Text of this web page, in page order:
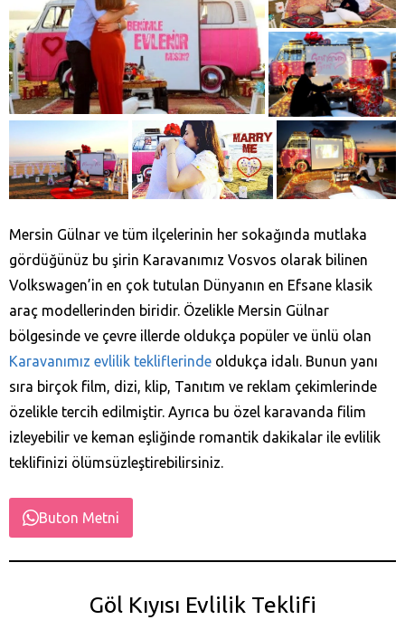
Mersin Gülnar ve tüm ilçelerinin her sokağında mutlaka
gördüğünüz bu şirin Karavanımız Vosvos olarak bilinen
Volkswagen’in en çok tutulan Dünyanın en Efsane klasik
araç modellerinden biridir. Özelikle Mersin Gülnar
bölgesinde ve çevre illerde oldukça popüler ve ünlü olan
Karavanımız evlilik tekliflerinde oldukça idalı. Bunun yanı
sıra birçok film, dizi, klip, Tanıtım ve reklam çekimlerinde
özelikle tercih edilmiştir. Ayrıca bu özel karavanda filim
izleyebilir ve keman eşliğinde romantik dakikalar ile evlilik
teklifinizi ölümsüzleştirebilirsiniz.
Buton Metni
Göl Kıyısı Evlilik Teklifi